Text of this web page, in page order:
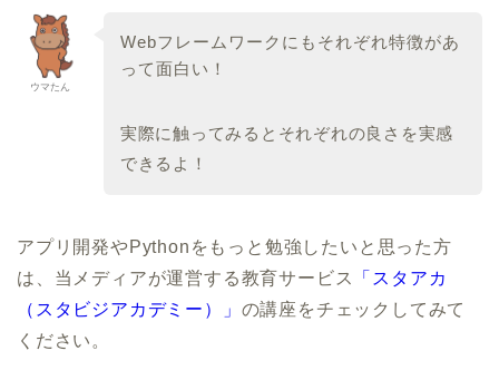
ウマたん
Webフレームワークにもそれぞれ特徴があ
って面白い！
実際に触ってみるとそれぞれの良さを実感
できるよ！
アプリ開発やPythonをもっと勉強したいと思った方
は、当メディアが運営する教育サービス
「スタアカ
（スタビジアカデミー）」 の講座をチェックしてみて
ください。